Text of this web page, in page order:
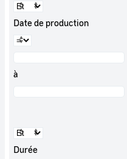
Date de production
à
Durée